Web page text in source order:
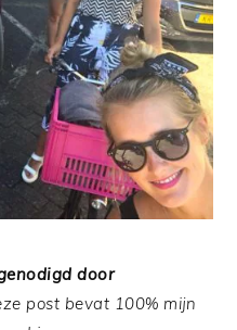
door
post bevat 100% mijn